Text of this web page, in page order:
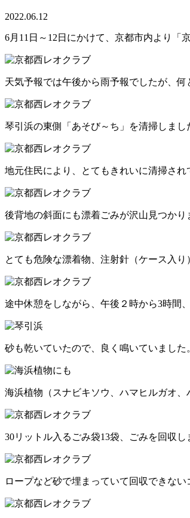
2022.06.12
6月11日～12日にかけて、京都市内より「
天気予報では午後から雨予報でしたが、何
琴引浜の東側「あそび～ち」を清掃しまし
地元住民により、とてもきれいに清掃さ
後背地の斜面にも漂着ごみが沢山見つかり
とても危険な漂着物、注射針（ケース入
途中休憩をしながら、午後２時から3時間
砂も乾いていたので、良く鳴いていました
海浜植物（スナビキソウ、ハマヒルガオ
30リットル入るごみ袋13袋、ごみを回収し
ロープなど砂で埋まっていて回収できない